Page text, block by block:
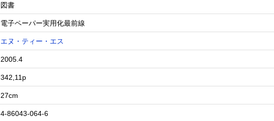
図書
電子ペーパー実用化最前線
エヌ・ティー・エス
2005.4
342,11p
27cm
4-86043-064-6